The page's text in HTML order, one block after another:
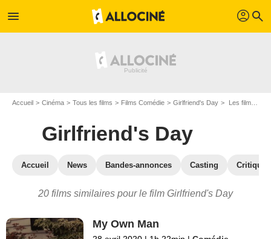
menu profil search
Accueil Cinéma Tous les films Films Comédie Girlfriend's Day Les films similaires à "Girlfriend's Day"
Girlfriend's Day
Accueil News Bandes-annonces Casting
20 films similaires pour le film Girlfriend's Day
My Own Man